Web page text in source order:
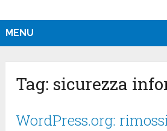
MENU
Tag: sicurezza
WordPress.org: